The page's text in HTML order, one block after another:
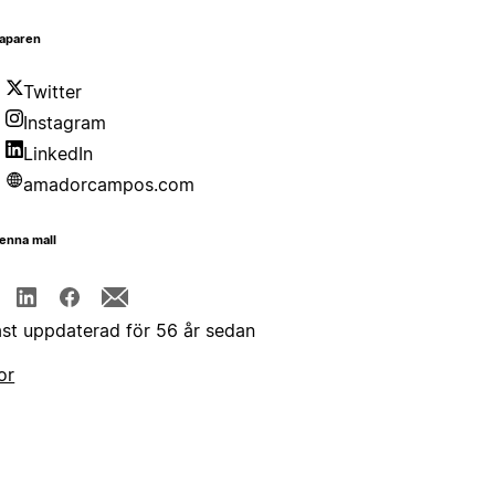
Twitter
Instagram
LinkedIn
amadorcampos.com
mall
uppdaterad för 56 år sedan